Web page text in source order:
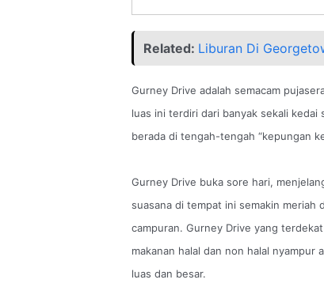
Related: Liburan Di
Gurney Drive adalah semacam
luas ini terdiri dari banyak sekali
berada di tengah-tengah “kepungan
Gurney Drive buka sore hari,
suasana di tempat ini semakin meriah
campuran. Gurney Drive yang
makanan halal dan non halal nyampur
luas dan besar.